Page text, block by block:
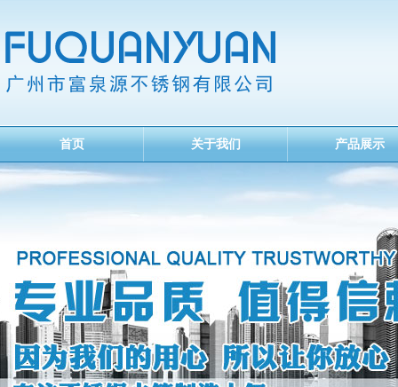
首页 关于我们 产品展示